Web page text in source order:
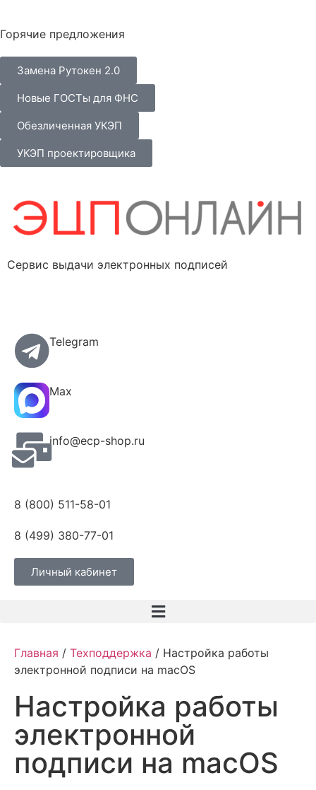
Горячие предложения
Замена Рутокен 2.0
Новые ГОСТы для ФНС
Обезличенная УКЭП
УКЭП проектировщика
Сервис выдачи электронных подписей
Telegram
Max
info@ecp-shop.ru
8 (800) 511-58-01
8 (499) 380-77-01
Личный кабинет
Главная / Техподдержка / Настройка работы
электронной подписи на macOS
Настройка работы
электронной
подписи на macOS